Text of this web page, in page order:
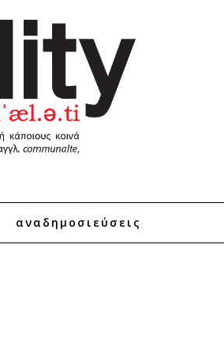
αναδημοσιεύσεις